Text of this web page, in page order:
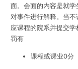
面。会面的内容是就
对事件进行解释。当
应课程的院系并提交
罚有
课程或课业0分